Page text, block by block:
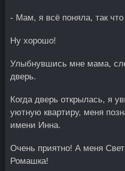
- Мам, я всё поняла, так
Ну хорошо!
Улыбнувшись мне мама,
дверь.
Когда дверь открылась, я
уютную квартиру, меня
имени Инна.
Очень приятно! А меня
Ромашка!